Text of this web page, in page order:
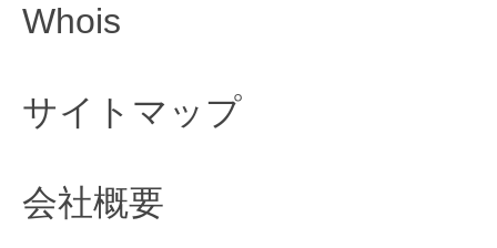
Whois
サイトマップ
会社概要